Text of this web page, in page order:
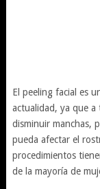
El peeling facial es
actualidad, ya que a
disminuir manchas,
pueda afectar el
procedimientos
de la mayoría de